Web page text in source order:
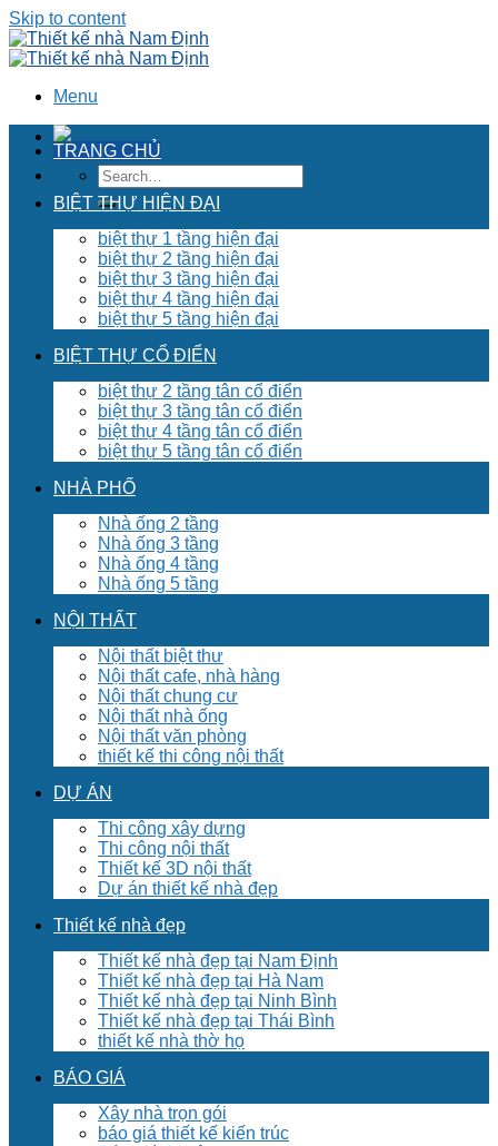
Skip to content
Menu
TRANG CHỦ
BIỆT THỰ HIỆN ĐẠI
biệt thự 1 tầng hiện đại
biệt thự 2 tầng hiện đại
biệt thự 3 tầng hiện đại
biệt thự 4 tầng hiện đại
biệt thự 5 tầng hiện đại
BIỆT THỰ CỔ ĐIỂN
biệt thự 2 tầng tân cổ điển
biệt thự 3 tầng tân cổ điển
biệt thự 4 tầng tân cổ điển
biệt thự 5 tầng tân cổ điển
NHÀ PHỐ
Nhà ống 2 tầng
Nhà ống 3 tầng
Nhà ống 4 tầng
Nhà ống 5 tầng
NỘI THẤT
Nội thất biệt thư
Nội thất cafe, nhà hàng
Nội thất chung cư
Nội thất nhà ống
Nội thất văn phòng
thiết kế thi công nội thất
DỰ ÁN
Thi công xây dựng
Thi công nội thất
Thiết kế 3D nội thất
Dự án thiết kế nhà đẹp
Thiết kế nhà đẹp
Thiết kế nhà đẹp tại Nam Định
Thiết kế nhà đẹp tại Hà Nam
Thiết kế nhà đẹp tại Ninh Bình
Thiết kế nhà đẹp tại Thái Bình
thiết kế nhà thờ họ
BÁO GIÁ
Xây nhà trọn gói
báo giá thiết kế kiến trúc